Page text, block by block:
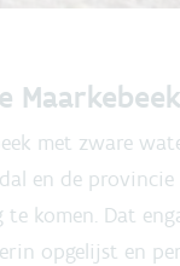
met zware
en de
komen. Dat
opgelijst en